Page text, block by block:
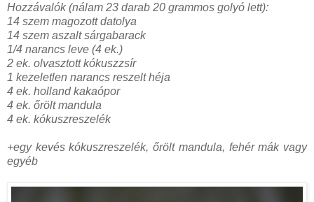
Hozzávalók (nálam 23 darab 20 grammos golyó lett):
14 szem magozott datolya
14 szem aszalt sárgabarack
1/4 narancs leve (4 ek.)
2 ek. olvasztott kókuszzsír
1 kezeletlen narancs reszelt héja
4 ek. holland kakaópor
4 ek. őrölt mandula
4 ek. kókuszreszelék
+egy kevés kókuszreszelék, őrölt mandula, fehér mák vagy
egyéb